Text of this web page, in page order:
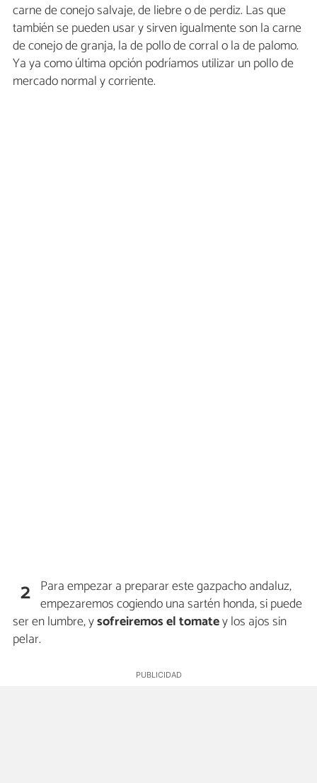
carne de conejo salvaje, de liebre o de perdiz. Las que
también se pueden usar y sirven igualmente son la carne
de conejo de granja, la de pollo de corral o la de palomo.
Ya ya como última opción podríamos utilizar un pollo de
mercado normal y corriente.
2 Para empezar a preparar este gazpacho andaluz,
empezaremos cogiendo una sartén honda, si puede
ser en lumbre, ysofreiremos el tomatey los ajos sin
pelar.